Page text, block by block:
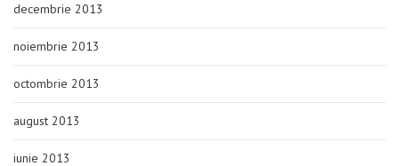
decembrie 2013
noiembrie 2013
octombrie 2013
august 2013
iunie 2013